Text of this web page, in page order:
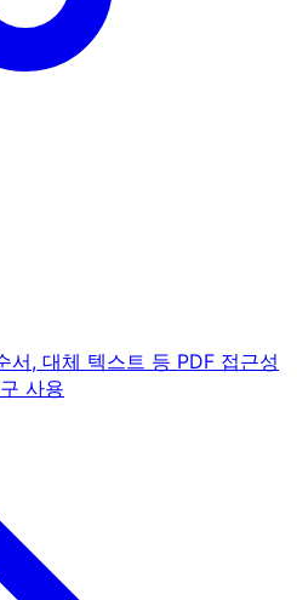
서, 대체 텍스트 등 PDF 접근성
사용